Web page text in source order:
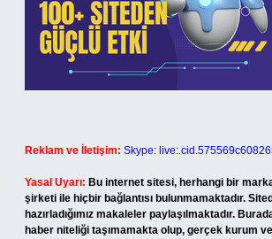
Reklam ve İletişim: Skype:
Yasal Uyarı: Bu internet sitesi, herhangi bir
şirketi ile hiçbir bağlantısı bulunmamaktadır.
hazırladığımız makaleler paylaşılmaktadır.
haber niteliği taşımamakta olup, gerçek kurum